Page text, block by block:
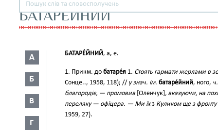
БАТАРЕЙНИЙ
А
Б
В
Г
БАТАРЕ́ЙНИЙ, а, е.
1. Прикм. до батаре́я 1. Стоять гармати жерлами в
Сонце.., 1958, 118); // у знач. ім. батаре́йний, ного, ч.
благородіє, — промовив [Оленчук] , вказуючи, на
переляку — офіцера. — Ми їхз Куликом ще з
1959, 27).